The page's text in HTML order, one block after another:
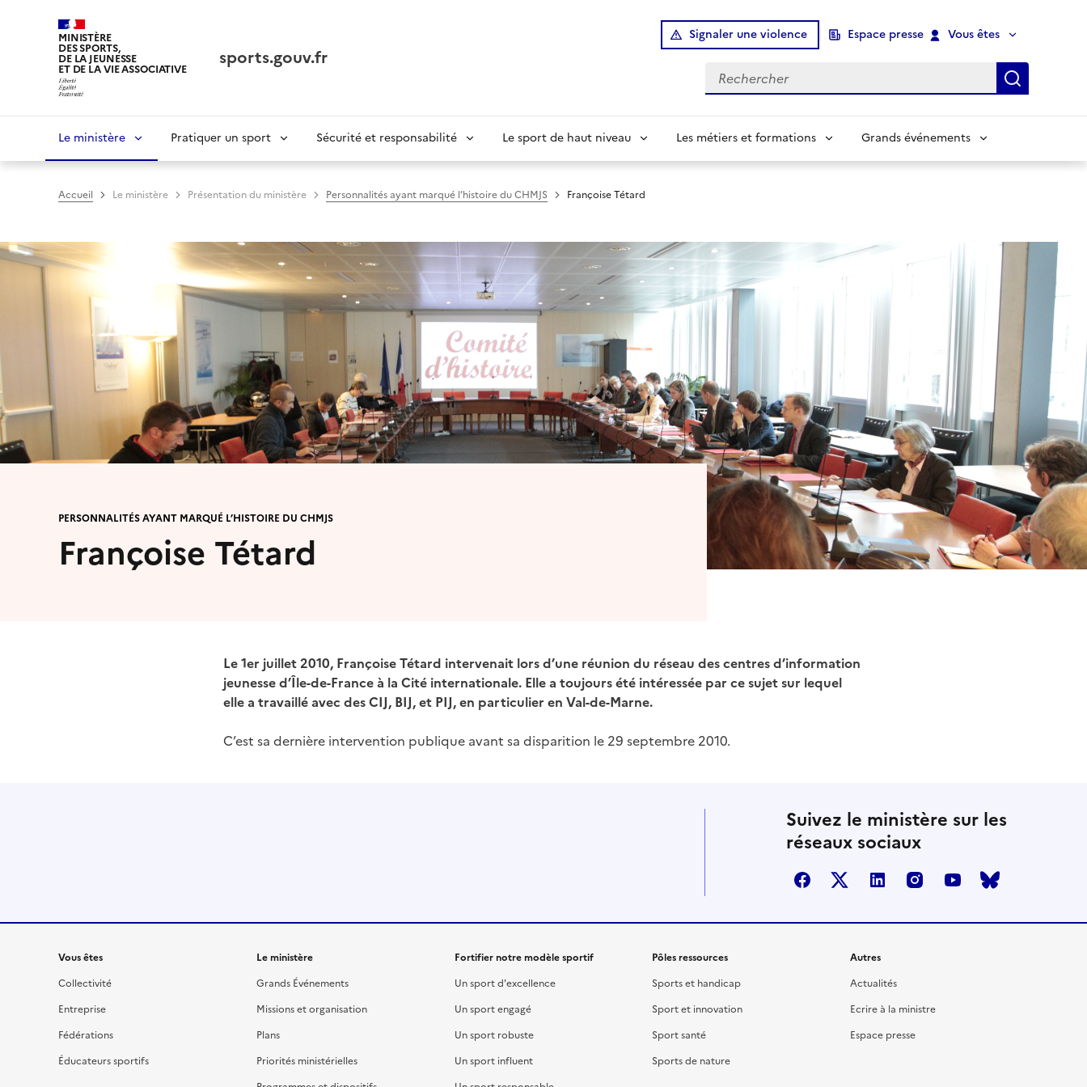
MINISTÈRE
DES SPORTS,
DE LA JEUNESSE
ET DE LA VIE ASSOCIATIVE sports.gouv.fr
Signaler une violence Espace presse Vous êtes
Rechercher
Navigation
principale
Le ministère Pratiquer un sport Sécurité et responsabilité Le sport de haut niveau Les métiers et formations Grands événements
Accueil Le ministère Présentation du ministère Personnalités ayant marqué l’histoire du CHMJS Françoise Tétard
PERSONNALITÉS AYANT MARQUÉ L’HISTOIRE DU CHMJS
Françoise Tétard
Le 1er juillet 2010, Françoise Tétard intervenait lors d’une réunion du réseau des centres d’information
jeunesse d’Île-de-France à la Cité internationale. Elle a toujours été intéressée par ce sujet sur lequel
elle a travaillé avec des CIJ, BIJ, et PIJ, en particulier en Val-de-Marne.
C’est sa dernière intervention publique avant sa disparition le 29 septembre 2010.
Suivez le ministère sur les
réseaux sociaux
facebooktwitter linkedin instagramyoutube
LiensVous êtes
Collectivité
Entreprise
Fédérations
Éducateurs sportifs
Le ministère
Grands Événements
Missions et organisation
Plans
Priorités ministérielles
Fortifier notre modèle sportif
Un sport d'excellence
Un sport engagé
Un sport robuste
Un sport influent
Pôles ressources
Sports et handicap
Sport et innovation
Sport santé
Sports de nature
Autres
Actualités
Ecrire à la ministre
Espace presse